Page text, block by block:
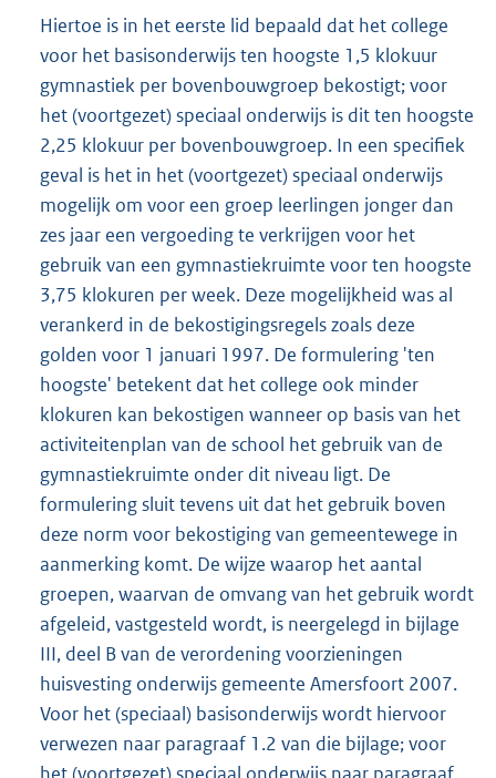
Hiertoe is in het eerste lid bepaald dat het college
voor het basisonderwijs ten hoogste 1,5 klokuur
gymnastiek per bovenbouwgroep bekostigt; voor
het (voortgezet) speciaal onderwijs is dit ten hoogste
2,25 klokuur per bovenbouwgroep. In een specifiek
geval is het in het (voortgezet) speciaal onderwijs
mogelijk om voor een groep leerlingen jonger dan
zes jaar een vergoeding te verkrijgen voor het
gebruik van een gymnastiekruimte voor ten hoogste
3,75 klokuren per week. Deze mogelijkheid was al
verankerd in de bekostigingsregels zoals deze
golden voor 1 januari 1997. De formulering 'ten
hoogste' betekent dat het college ook minder
klokuren kan bekostigen wanneer op basis van het
activiteitenplan van de school het gebruik van de
gymnastiekruimte onder dit niveau ligt. De
formulering sluit tevens uit dat het gebruik boven
deze norm voor bekostiging van gemeentewege in
aanmerking komt. De wijze waarop het aantal
groepen, waarvan de omvang van het gebruik wordt
afgeleid, vastgesteld wordt, is neergelegd in bijlage
III, deel B van de verordening voorzieningen
huisvesting onderwijs gemeente Amersfoort 2007.
Voor het (speciaal) basisonderwijs wordt hiervoor
verwezen naar paragraaf 1.2 van die bijlage; voor
het (voortgezet) speciaal onderwijs naar paragraaf